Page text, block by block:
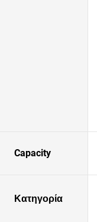
Capacity
Κατηγορία